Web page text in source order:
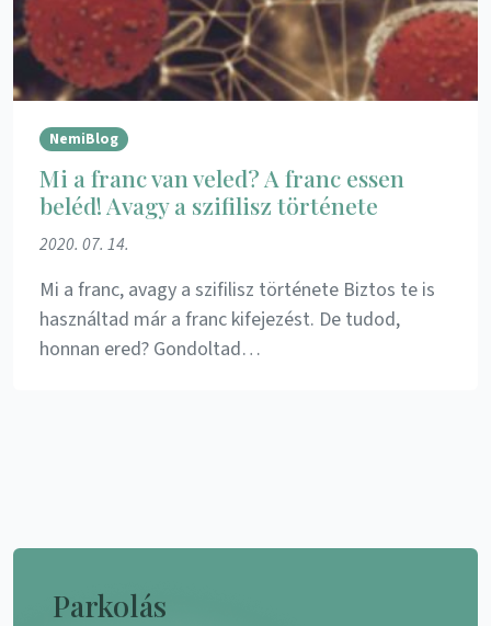
NemiBlog
Mi a franc van veled? A franc essen
beléd! Avagy a szifilisz története
2020. 07. 14.
Mi a franc, avagy a szifilisz története Biztos te is
használtad már a franc kifejezést. De tudod,
honnan ered? Gondoltad…
Parkolás